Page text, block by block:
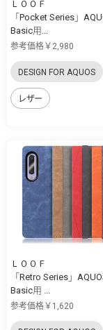
ＬＯＯＦ
「Pocket Series」
Basic用...
参考価格￥2,980
DESIGN FOR AQUOS
レザー
ＬＯＯＦ
「Retro Series」
Basic用 ...
参考価格￥1,620